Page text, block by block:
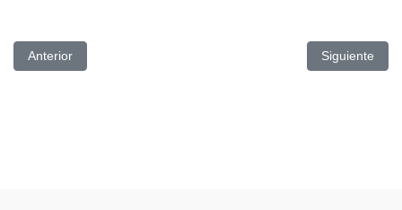
Artículo anterior: Vinculación con la Sociedad brinda
Anterior Artículo
Siguiente